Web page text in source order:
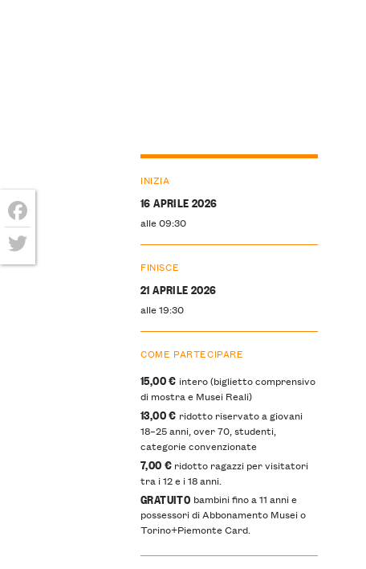
INIZIA
16 APRILE 2026
alle 09:30
FINISCE
21 APRILE 2026
alle 19:30
COME PARTECIPARE
15,00 € intero (biglietto comprensivo
di mostra e Musei Reali)
13,00 € ridotto riservato a giovani
18–25 anni, over 70, studenti,
categorie convenzionate
7,00 € ridotto ragazzi per visitatori
tra i 12 e i 18 anni.
GRATUITO bambini fino a 11 anni e
possessori di Abbonamento Musei o
Torino+Piemonte Card.
Facebook
Twitter